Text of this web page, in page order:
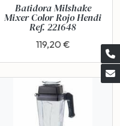
Batidora Milshake
Mixer Color Rojo Hendi
Ref. 221648
119,20 €